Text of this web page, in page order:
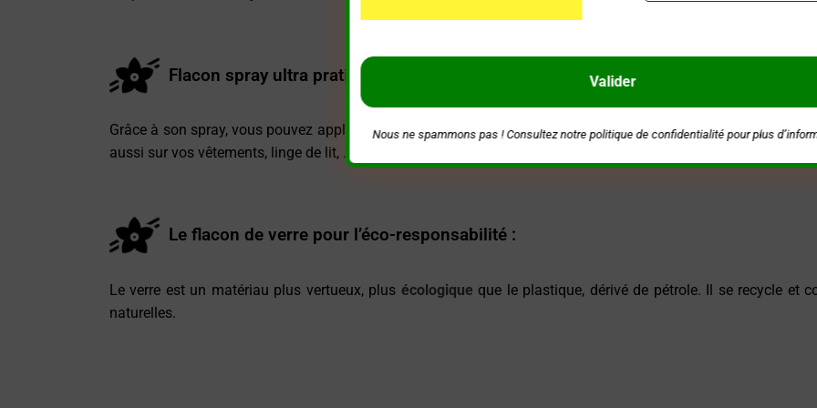
Flacon spray ultra pratique
Grâce à son spray, vous pouvez appliquer facilement,sans surchargeet en toute légèreté votre eau de
aussi sur vos vêtements, linge de lit, …
Le flacon de verre pour l’éco-responsabilité :
Le verre est un matériau plus vertueux, plus écologique que le plastique, dérivé de pétrole. Il se recycle et
naturelles.
Nous ne spammons pas ! Consultez notre politique de confidentialité pour plus